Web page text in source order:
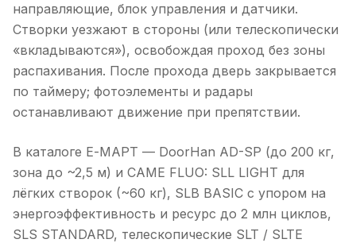
направляющие, блок управления и датчики.
Створки уезжают в стороны (или телескопически
«вкладываются»), освобождая проход без зоны
распахивания. После прохода дверь закрывается
по таймеру; фотоэлементы и радары
останавливают движение при препятствии.
В каталоге Е-МАРТ — DoorHan AD-SP (до 200 кг,
зона до ~2,5 м) и CAME FLUO: SLL LIGHT для
лёгких створок (~60 кг), SLB BASIC с упором на
энергоэффективность и ресурс до 2 млн циклов,
SLS STANDARD, телескопические SLT / SLTE